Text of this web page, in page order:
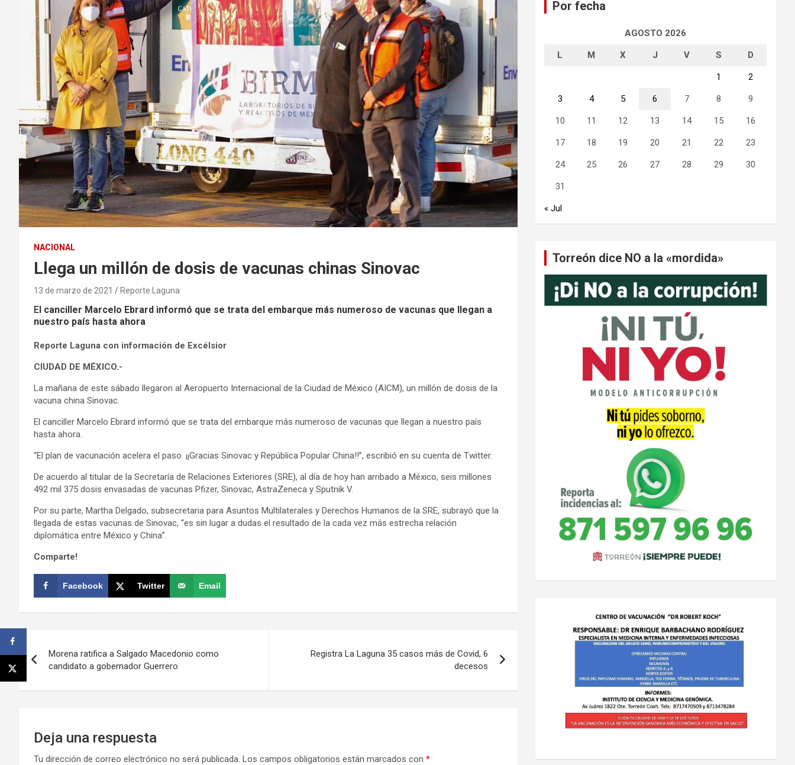
NACIONAL
Llega un millón de dosis de vacunas chinas Sinovac
13 de marzo de 2021 Reporte Laguna
El canciller Marcelo Ebrard informó que se trata del embarque más numeroso de vacunas que llegan a
nuestro país hasta ahora
Reporte Laguna con información de Excélsior
CIUDAD DE MÉXICO.-
La mañana de este sábado llegaron al Aeropuerto Internacional de la Ciudad de México (AICM), un millón de dosis de la
vacuna china Sinovac.
El canciller Marcelo Ebrard informó que se trata del embarque más numeroso de vacunas que llegan a nuestro país
hasta ahora.
“El plan de vacunación acelera el paso. ¡¡Gracias Sinovac y República Popular China!!”, escribió en su cuenta de Twitter.
De acuerdo al titular de la Secretaría de Relaciones Exteriores (SRE), al día de hoy han arribado a México, seis millones
492 mil 375 dosis envasadas de vacunas Pfizer, Sinovac, AstraZeneca y Sputnik V.
Por su parte, Martha Delgado, subsecretaria para Asuntos Multilaterales y Derechos Humanos de la SRE, subrayó que la
llegada de estas vacunas de Sinovac, “es sin lugar a dudas el resultado de la cada vez más estrecha relación
diplomática entre México y China”.
Comparte!
Facebook Twitter Email
de
entradas
Morena ratifica a Salgado Macedonio como
candidato a gobernador Guerrero
Registra La Laguna 35 casos más de Covid, 6
decesos
Deja una respuesta
Tu dirección de correo electrónico no será publicada. Los campos obligatorios están marcados con *
Por fecha
AGOSTO 2026
L M X J V S D
1 2
3 4 5 6 7 8 9
10 11 12 13 14 15 16
17 18 19 20 21 22 23
24 25 26 27 28 29 30
31
« Jul
Torreón dice NO a la «mordida»